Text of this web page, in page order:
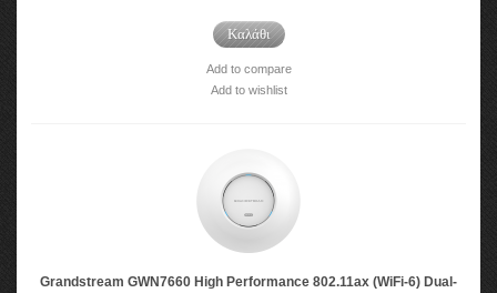
Καλάθι
Add to compare
Add to wishlist
Grandstream GWN7660 High Performance 802.11ax (WiFi-6) Dual-